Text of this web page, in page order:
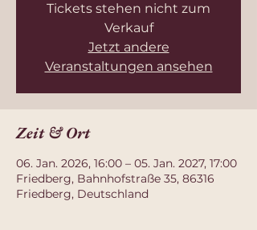
Tickets stehen nicht zum
Verkauf
Jetzt andere
Veranstaltungen ansehen
Zeit & Ort
06. Jan. 2026, 16:00 – 05. Jan. 2027, 17:00
Friedberg, Bahnhofstraße 35, 86316
Friedberg, Deutschland